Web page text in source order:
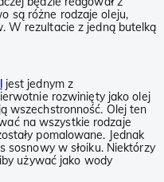
są różne rodzaje oleju,
W rezultacie z jedną butelką
jest jednym z
rozwinięty jako olej
wszechstronność. Olej ten
na wszystkie rodzaje
pomalowane. Jednak
sosnowy w słoiku. Niektórzy
używać jako wody